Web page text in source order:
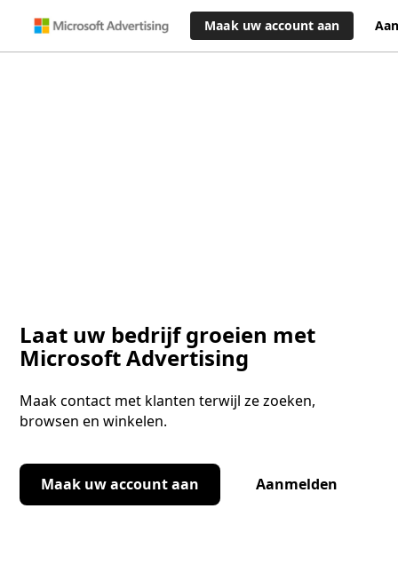
Maak uw account aan
Laat uw bedrijf groeien met
Microsoft Advertising
Maak contact met klanten terwijl ze zoeken,
browsen en winkelen.
Maak uw account aan Aanmelden